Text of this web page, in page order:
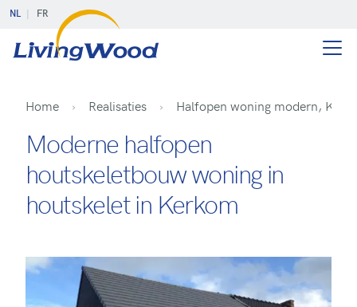
NL FR
Home Realisaties Halfopen woning modern,
Moderne halfopen
houtskeletbouw woning in
houtskelet in Kerkom